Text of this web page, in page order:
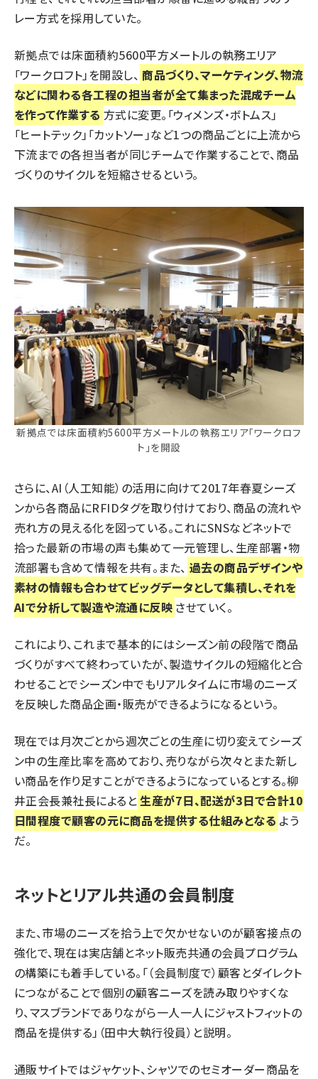
レー方式を採用していた。
新拠点では床面積約5600平方メートルの執務エリア
「ワークロフト」を開設し、 商品づくり、マーケティング、物流
などに関わる各工程の担当者が全て集まった混成チーム
を作って作業する 方式に変更。「ウィメンズ・ボトムス」
「ヒートテック」「カットソー」など1つの商品ごとに上流から
下流までの各担当者が同じチームで作業することで、商品
づくりのサイクルを短縮させるという。
新拠点では床面積約5600平方メートルの執務エリア「ワークロフ
ト」を開設
さらに、AI（人工知能）の活用に向けて2017年春夏シーズ
ンから各商品にRFIDタグを取り付けており、商品の流れや
売れ方の見える化を図っている。これにSNSなどネットで
拾った最新の市場の声も集めて一元管理し、生産部署・物
流部署も含めて情報を共有。また、 過去の商品デザインや
素材の情報も合わせてビッグデータとして集積し、それを
AIで分析して製造や流通に反映 させていく。
これにより、これまで基本的にはシーズン前の段階で商品
づくりがすべて終わっていたが、製造サイクルの短縮化と合
わせることでシーズン中でもリアルタイムに市場のニーズ
を反映した商品企画・販売ができるようになるという。
現在では月次ごとから週次ごとの生産に切り変えてシーズ
ン中の生産比率を高めており、売りながら次々とまた新し
い商品を作り足すことができるようになっているとする。柳
井正会長兼社長によると生産が7日、配送が3日で合計10
日間程度で顧客の元に商品を提供する仕組みとなる よう
だ。
ネットとリアル共通の会員制度
また、市場のニーズを拾う上で欠かせないのが顧客接点の
強化で、現在は実店舗とネット販売共通の会員プログラム
の構築にも着手している。「（会員制度で）顧客とダイレクト
につながることで個別の顧客ニーズを読み取りやすくな
り、マスブランドでありながら一人一人にジャストフィットの
商品を提供する」（田中大執行役員）と説明。
通販サイトではジャケット、シャツでのセミオーダー商品を